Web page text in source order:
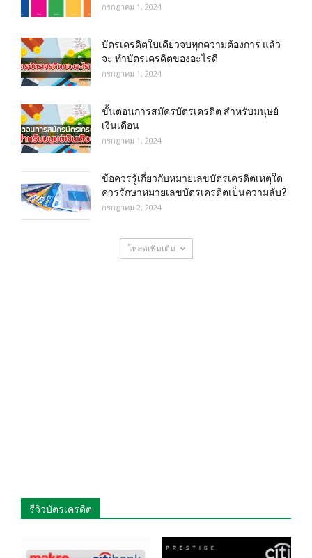
กรกฎาคม 1, 2024
บัตรเครดิตใบเดียวจบทุกความต้องการ แล้ว
จะ ทำบัตรเครดิตของอะไรดี
กรกฎาคม 1, 2024
ขั้นตอนการสมัครบัตรเครดิต สำหรับมนุษย์
เงินเดือน
กรกฎาคม 1, 2024
ข้อควรรู้เกี่ยวกับหมายเลขบัตรเครดิตเหตุใด
ควรรักษาหมายเลขบัตรเครดิตเป็นความลับ?
กรกฎาคม 2, 2024
โหลดเพิ่มเติม
รีวิวบัตรเครดิต